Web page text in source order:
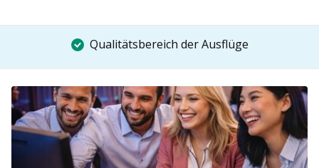
Qualitätsbereich der Ausflüge